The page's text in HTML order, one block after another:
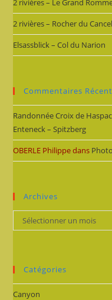
2 rivières – Le Grand
2 rivières – Rocher du
Elsassblick – Col du Narion
Commentaires
Randonnée Croix de
Enteneck – Spitzberg
OBERLE Philippedans
Archives
Archives
Sélectionner un mois
Catégories
Canyon